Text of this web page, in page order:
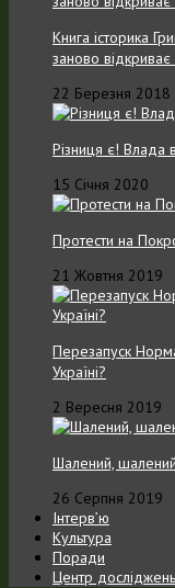
Книга історика
заново відкриває
22 Березня 2018
Різниця є! Влада
15 Січня 2020
Протести на
21 Жовтня 2019
Перезапуск
Україні?
2 Вересня 2019
Шалений, шалений
26 Серпня 2019
Інтерв’ю
Культура
Поради
Центр